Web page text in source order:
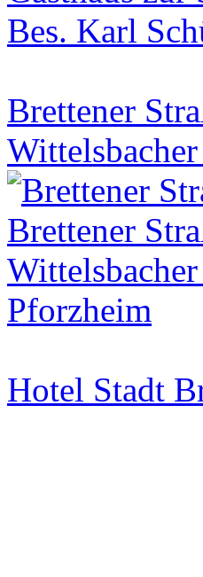
Bes. Karl
Brettener
Hotel Stadt